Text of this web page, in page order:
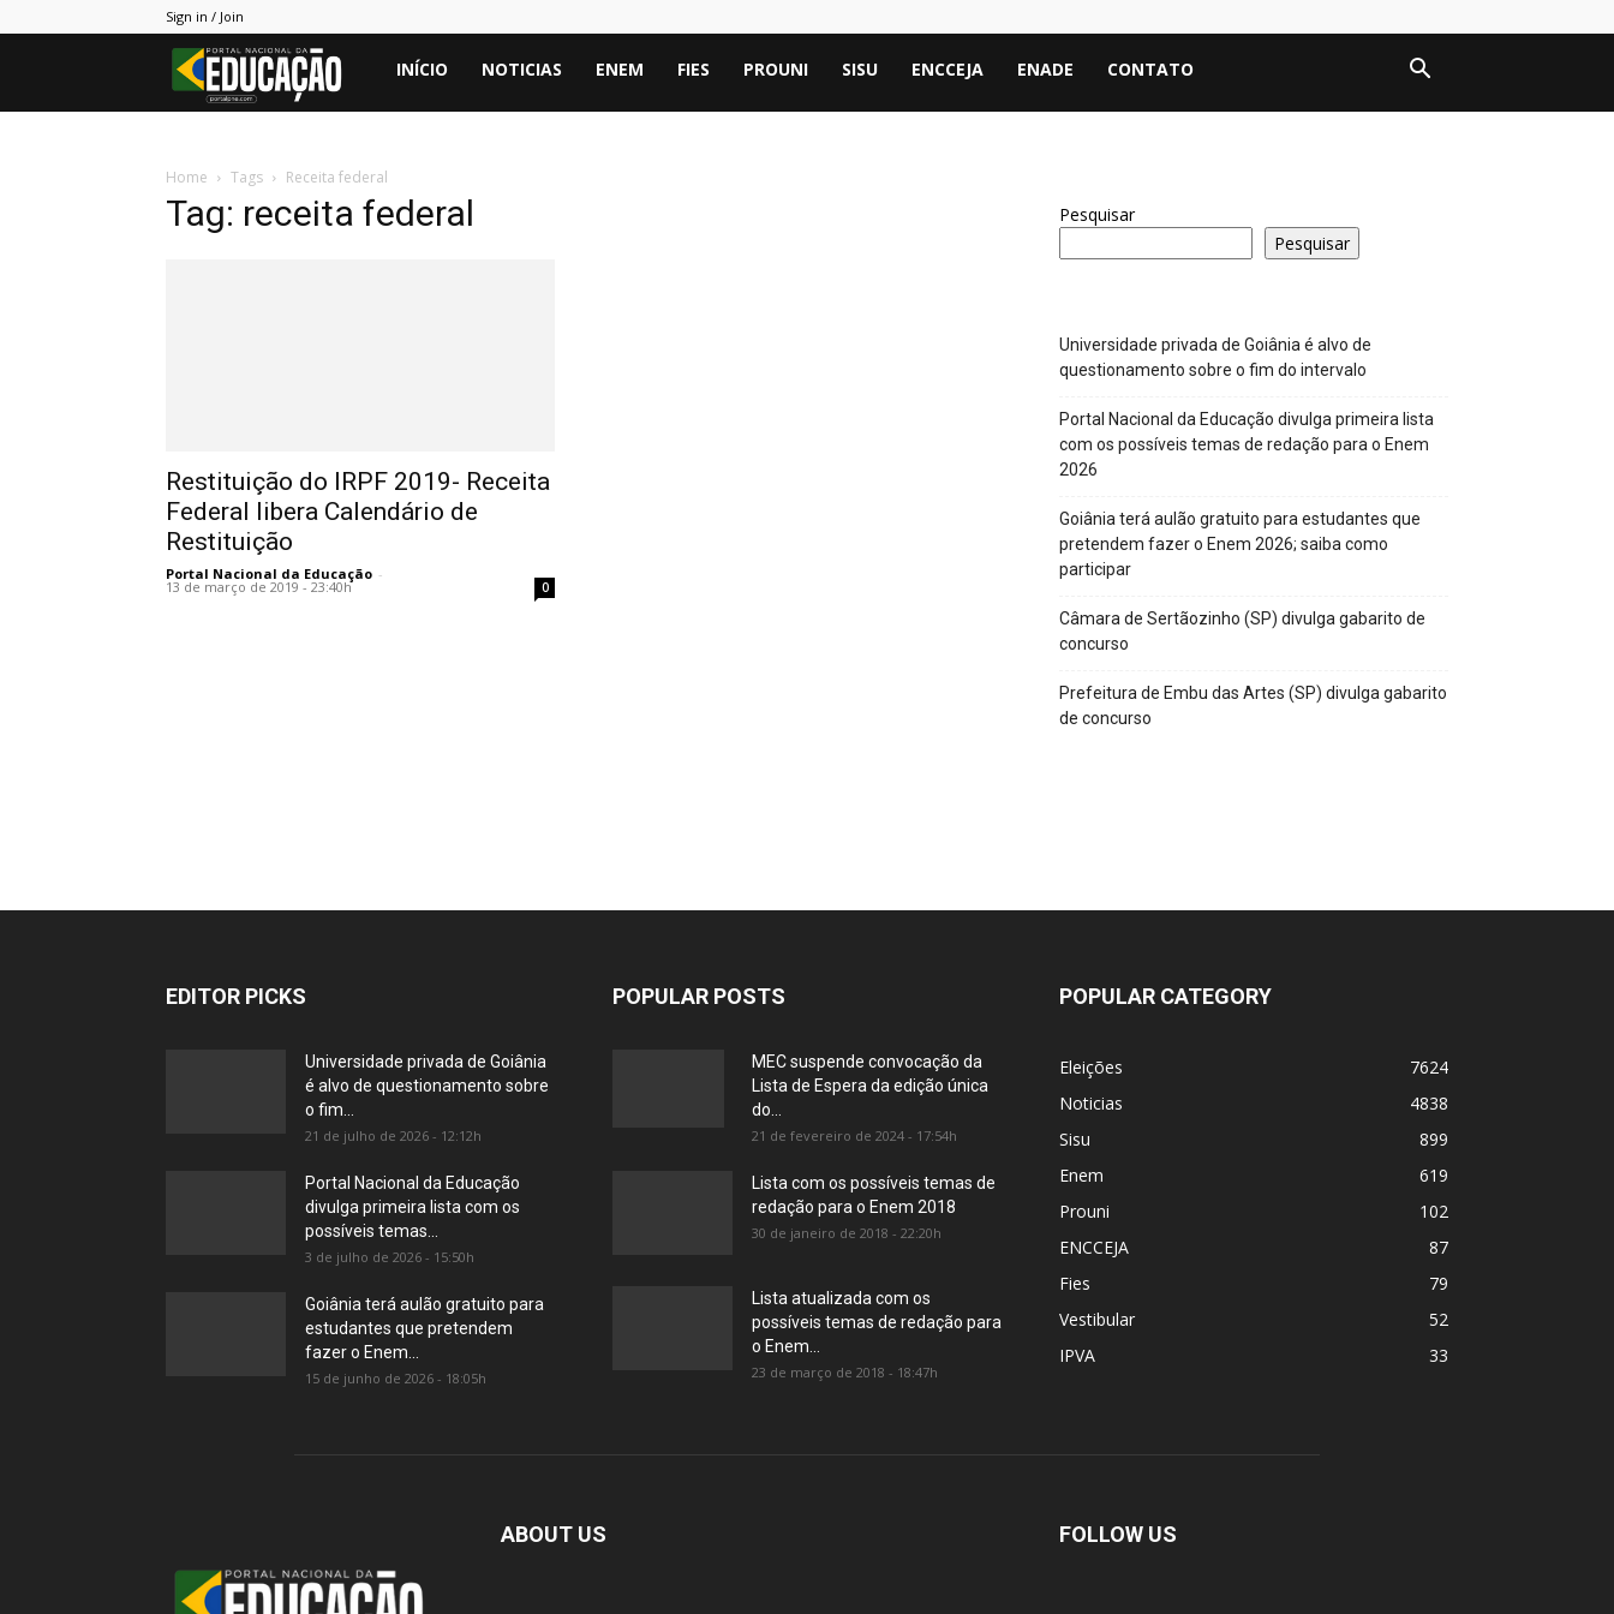
Sign in / Join
Portal
INÍCIO NOTICIAS ENEM FIES PROUNI SISU ENCCEJA ENADE CONTATO
Home Tags Receita federal
Tag: receita federal
Restituição do IRPF 2019- Receita
Federal libera Calendário de
Restituição
Portal Nacional da Educação -
13 de março de 2019 - 23:40h 0
Pesquisar
Pesquisar
Universidade privada de Goiânia é alvo de
questionamento sobre o fim do intervalo
Portal Nacional da Educação divulga primeira lista
com os possíveis temas de redação para o Enem
2026
Goiânia terá aulão gratuito para estudantes que
pretendem fazer o Enem 2026; saiba como
participar
Câmara de Sertãozinho (SP) divulga gabarito de
concurso
Prefeitura de Embu das Artes (SP) divulga gabarito
de concurso
EDITOR PICKS
Universidade privada de Goiânia
é alvo de questionamento sobre
o fim...
21 de julho de 2026 - 12:12h
Portal Nacional da Educação
divulga primeira lista com os
possíveis temas...
3 de julho de 2026 - 15:50h
Goiânia terá aulão gratuito para
estudantes que pretendem
fazer o Enem...
15 de junho de 2026 - 18:05h
POPULAR POSTS
MEC suspende convocação da
Lista de Espera da edição única
do...
21 de fevereiro de 2024 - 17:54h
Lista com os possíveis temas de
redação para o Enem 2018
30 de janeiro de 2018 - 22:20h
Lista atualizada com os
possíveis temas de redação para
o Enem...
23 de março de 2018 - 18:47h
POPULAR CATEGORY
Eleições
7624
Noticias
4838
Sisu
899
Enem
619
Prouni
102
ENCCEJA
87
Fies
79
Vestibular
52
IPVA
33
ABOUT US FOLLOW US